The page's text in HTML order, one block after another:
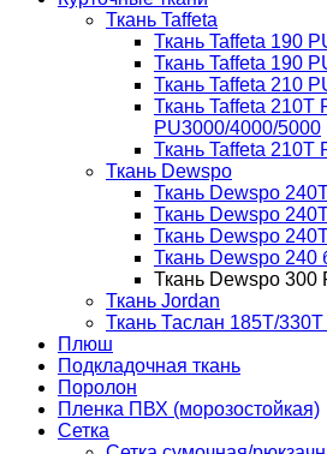
Ткань Taffeta
Ткань Taffeta 190
Ткань Taffeta 190
Ткань Taffeta 210
Ткань Taffeta 210Т
PU3000/4000/5000
Ткань Taffeta
Ткань Dewspo
Ткань Dewspo
Ткань Dewspo
Ткань Dewspo
Ткань Dewspo 240
Ткань Dewspo
Ткань Jordan
Ткань Таслан 185T/
Плюш
Подкладочная ткань
Поролон
Пленка ПВХ (морозостойкая)
Сетка